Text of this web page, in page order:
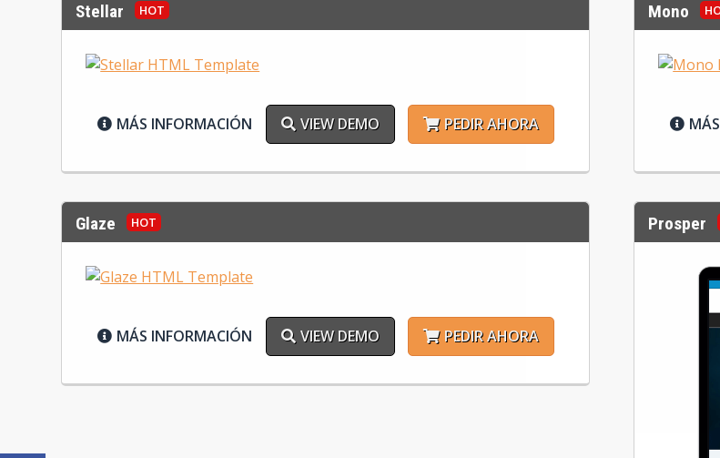
Stellar
MÁS INFORMACIÓN VIEW DEMO PEDIR AHORA
Mono
Glaze
MÁS INFORMACIÓN VIEW DEMO PEDIR AHORA
Prosper